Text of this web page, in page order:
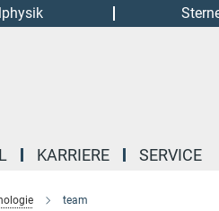
KARRIERE SERVICE
team